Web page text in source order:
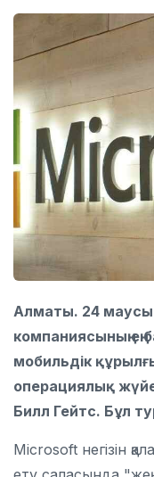
Алматы. 24
компаниясының ең
мобильдік
операциялық
Билл Гейтс. Бұл
Microsoft негізін